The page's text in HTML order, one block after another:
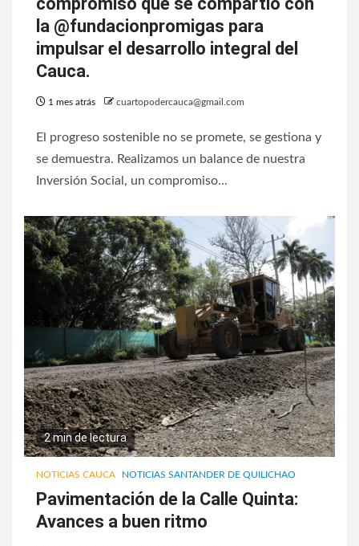
la @fundacionpromigas para
impulsar el desarrollo integral del
Cauca.
1 mes atrás cuartopodercauca@gmail.com
El progreso sostenible no se promete, se gestiona y
se demuestra. Realizamos un balance de nuestra
Inversión Social, un compromiso...
2 min de lectura
NOTICIAS CAUCA NOTICIAS SANTANDER DE QUILICHAO
Pavimentación de la Calle Quinta:
Avances a buen ritmo